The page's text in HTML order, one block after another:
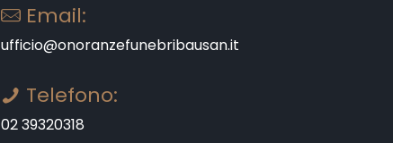
Email:
ufficio@onoranzefunebribausan.it
Telefono:
02 39320318